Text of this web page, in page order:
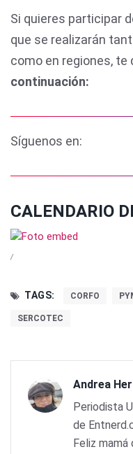
Si quieres participar
que se realizarán
como en regiones, te
continuación:
Síguenos en:
CALENDARIO
/
TAGS: CORFO
SERCOTEC
Andrea
Periodista
de
Feliz mamá